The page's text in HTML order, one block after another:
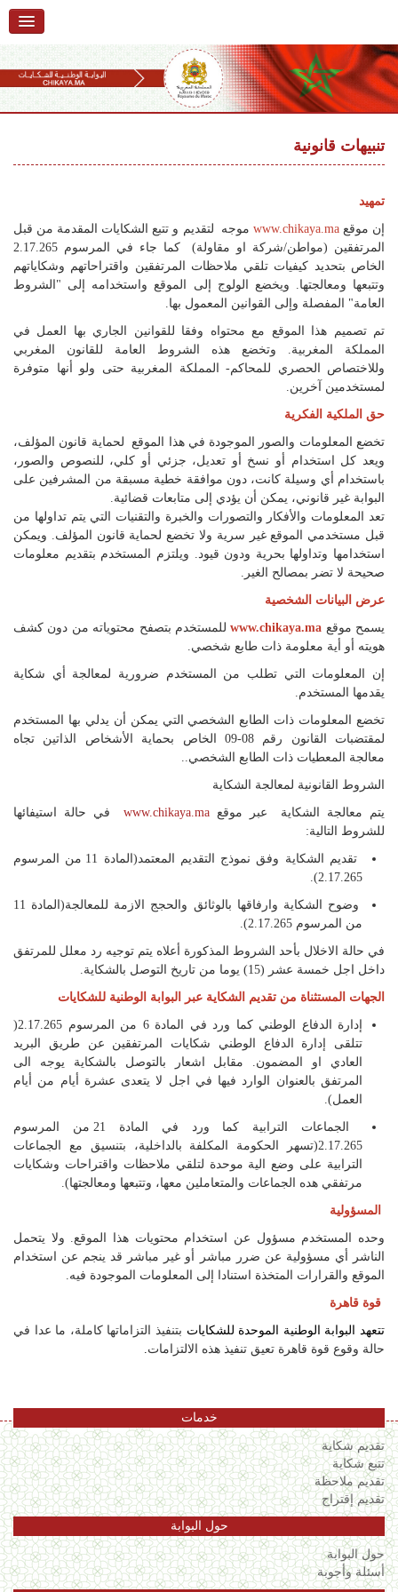
الرئيسية
حول البوابة
تقديم شكاية
تقديم ملاحظة
تقديم إقتراح
أسئلة وأجوبة
إحصائيات
أرقام الشكايات
Français
العربية
navigation
content
تنبيهات قانونية
تمهيد
إن موقعwww.chikaya.ma موجه لتقديم و تتبع الشكايات المقدمة من قبل
المرتفقين (مواطن/شركة او مقاولة) كما جاء في المرسوم 2.17.265
الخاص بتحديد كيفيات تلقي ملاحظات المرتفقين واقتراحاتهم وشكاياتهم
وتتبعها ومعالجتها. ويخضع الولوج إلى الموقع واستخدامه إلى "الشروط
العامة" المفصلة وإلى القوانين المعمول بها.
تم تصميم هذا الموقع مع محتواه وفقا للقوانين الجاري بها العمل في
المملكة المغربية. وتخضع هذه الشروط العامة للقانون المغربي
وللاختصاص الحصري للمحاكم- المملكة المغربية حتى ولو أنها متوفرة
لمستخدمين آخرين.
حق الملكية الفكرية
تخضع المعلومات والصور الموجودة في هذا الموقع لحماية قانون المؤلف،
ويعد كل استخدام أو نسخ أو تعديل، جزئي أو كلي، للنصوص والصور،
باستخدام أي وسيلة كانت، دون موافقة خطية مسبقة من المشرفين على
البوابة غير قانوني، يمكن أن يؤدي إلى متابعات قضائية.
تعد المعلومات والأفكار والتصورات والخبرة والتقنيات التي يتم تداولها من
قبل مستخدمي الموقع غير سرية ولا تخضع لحماية قانون المؤلف. ويمكن
استخدامها وتداولها بحرية ودون قيود. ويلتزم المستخدم بتقديم معلومات
صحيحة لا تضر بمصالح الغير.
عرض البيانات الشخصية
يسمح موقع www.chikaya.maللمستخدم بتصفح محتوياته من دون كشف
هويته أو أية معلومة ذات طابع شخصي.
إن المعلومات التي تطلب من المستخدم ضرورية لمعالجة أي شكاية
يقدمها المستخدم.
تخضع المعلومات ذات الطابع الشخصي التي يمكن أن يدلي بها المستخدم
لمقتضبات القانون رقم 08-09 الخاص بحماية الأشخاص الذاتين تجاه
معالجة المعطيات ذات الطابع الشخصي..
الشروط القانونية لمعالجة الشكاية
يتم معالجة الشكاية عبر موقع www.chikaya.maفي حالة استيفائها
للشروط التالية:
تقديم الشكاية وفق نموذج التقديم المعتمد(المادة 11 من المرسوم
2.17.265).
وضوح الشكاية وارفاقها بالوثائق والحجج الازمة للمعالجة(المادة 11
من المرسوم 2.17.265).
في حالة الاخلال بأحد الشروط المذكورة أعلاه يتم توجيه رد معلل للمرتفق
داخل اجل خمسة عشر (15) يوما من تاريخ التوصل بالشكاية.
الجهات المستثناة من تقديم الشكاية عبر البوابة الوطنية للشكايات
إدارة الدفاع الوطني كما ورد في المادة 6 من المرسوم 2.17.265(
تتلقى إدارة الدفاع الوطني شكايات المرتفقين عن طريق البريد
العادي او المضمون. مقابل اشعار بالتوصل بالشكاية يوجه الى
المرتفق بالعنوان الوارد فيها في اجل لا يتعدى عشرة أيام من أيام
العمل).
الجماعات الترابية كما ورد في المادة 21 من المرسوم
2.17.265(تسهر الحكومة المكلفة بالداخلية، بتنسيق مع الجماعات
الترابية على وضع الية موحدة لتلقي ملاحظات واقتراحات وشكايات
مرتفقي هده الجماعات والمتعاملين معها، وتتبعها ومعالجتها).
المسؤولية
وحده المستخدم مسؤول عن استخدام محتويات هذا الموقع. ولا يتحمل
الناشر أي مسؤولية عن ضرر مباشر أو غير مباشر قد ينجم عن استخدام
الموقع والقرارات المتخذة استنادا إلى المعلومات الموجودة فيه.
قوة قاهرة
تتعهد البوابة الوطنية الموحدة للشكايات بتنفيذ التزاماتها كاملة، ما عدا في
حالة وقوع قوة قاهرة تعيق تنفيذ هذه الالتزامات.
خدمات
تقديم شكاية
تتبع شكاية
تقديم ملاحظة
تقديم إقتراح
حول البوابة
حول البوابة
أسئلة وأجوبة